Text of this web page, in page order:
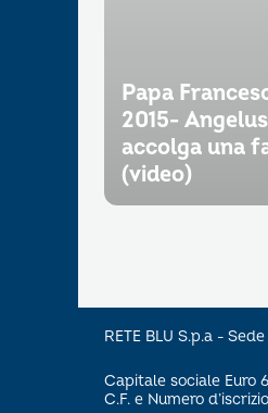
Papa
2015-
accolga una
(video)
RETE BLU S.p.a -
Capitale sociale Euro
C.F. e Numero